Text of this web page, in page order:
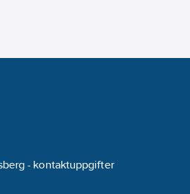
- kontaktuppgifter